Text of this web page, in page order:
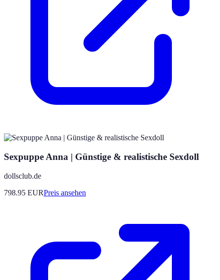
Sexpuppe Anna | Günstige & realistische Sexdoll
dollsclub.de
798.95 EURPreis ansehen